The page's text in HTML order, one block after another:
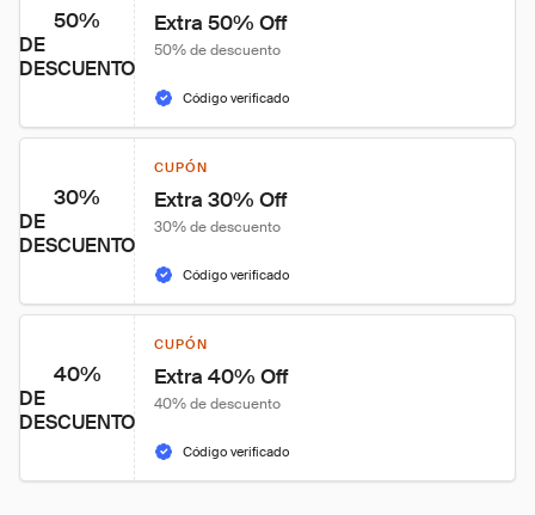
50%
DE
DESCUENTO
Extra 50% Off
50% de descuento
Código verificado
30%
DE
DESCUENTO
CUPÓN
Extra 30% Off
30% de descuento
Código verificado
40%
DE
DESCUENTO
CUPÓN
Extra 40% Off
40% de descuento
Código verificado